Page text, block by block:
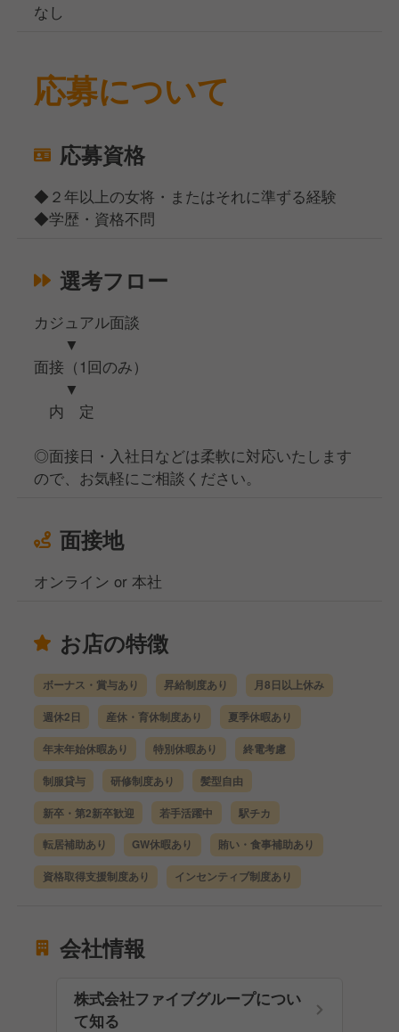
なし
応募について
応募資格
◆２年以上の女将・またはそれに準ずる経験
◆学歴・資格不問
選考フロー
カジュアル面談
▼
面接（1回のみ）
▼
内 定
◎面接日・入社日などは柔軟に対応いたします
ので、お気軽にご相談ください。
面接地
オンライン or 本社
お店の特徴
ボーナス・賞与あり 昇給制度あり 月8日以上休み
週休2日 産休・育休制度あり 夏季休暇あり
年末年始休暇あり 特別休暇あり 終電考慮
制服貸与 研修制度あり 髪型自由
新卒・第2新卒歓迎 若手活躍中 駅チカ
転居補助あり GW休暇あり 賄い・食事補助あり
資格取得支援制度あり インセンティブ制度あり
会社情報
株式会社ファイブグループについ
て知る